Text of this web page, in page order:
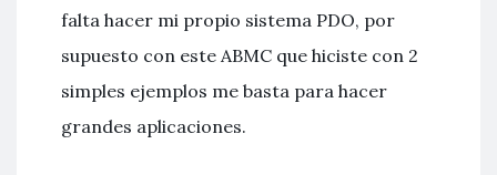
falta hacer mi propio sistema PDO, por
supuesto con este ABMC que hiciste con 2
simples ejemplos me basta para hacer
grandes aplicaciones.